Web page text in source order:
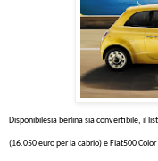
Disponibilesia berlina sia convertibile, il
(16.050 euro per la cabrio) eFiat500